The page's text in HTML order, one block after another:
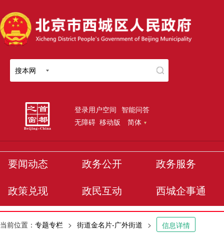
搜本网
登录用户空间 智能问答
无障碍 移动版 简体
要闻动态 政务公开 政务服务
政策兑现 政民互动 西城企事通
当前位置： 专题专栏 > 街道金名片-广外街道 > 信息详情